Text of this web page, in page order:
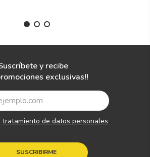
y recibe
exclusivas!!
SUSCRIBIRME
tratamiento de datos personales